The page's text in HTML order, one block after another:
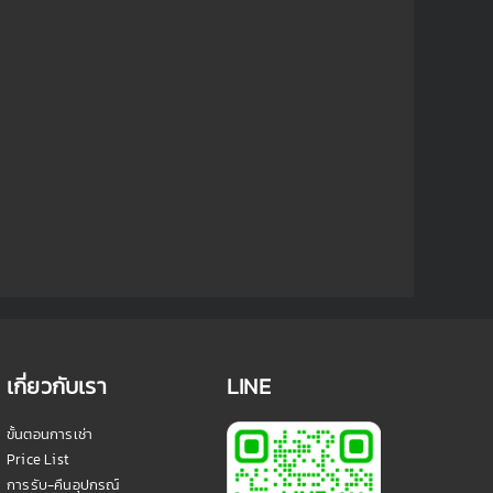
เกี่ยวกับเรา
ขั้นตอนการเช่า
Price List
การรับ-คืนอุปกรณ์
LINE